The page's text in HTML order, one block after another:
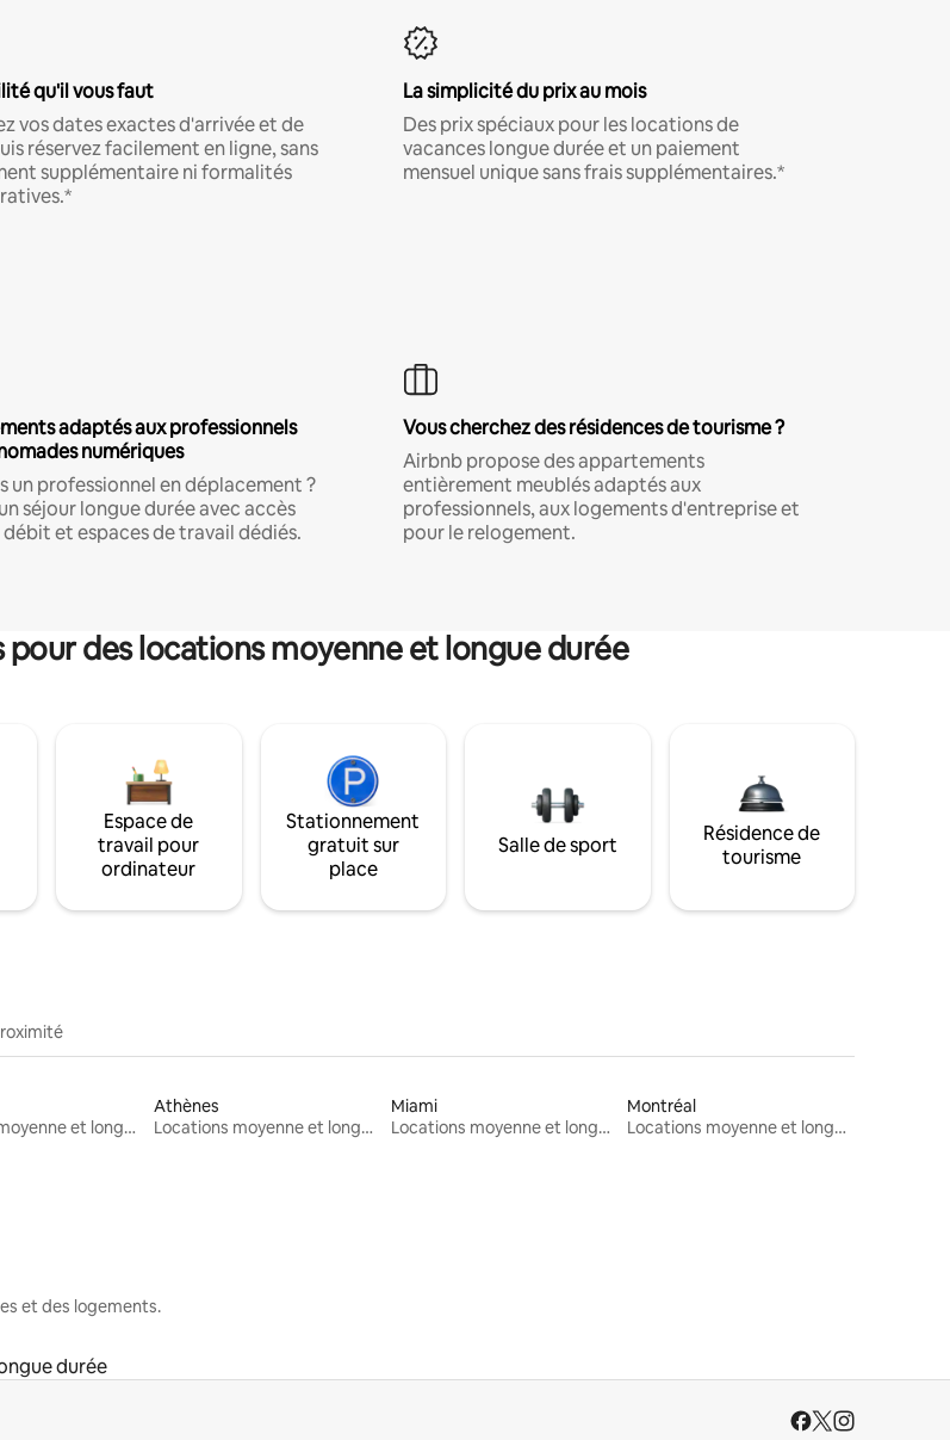
qu'il vous faut
vos dates exactes d'arrivée et de
réservez facilement en ligne, sans
supplémentaire ni formalités
La simplicité du prix au mois
Des prix spéciaux pour les locations de
vacances longue durée et un paiement
mensuel unique sans frais supplémentaires.*
adaptés aux professionnels
numériques
un professionnel en déplacement ?
séjour longue durée avec accès
et espaces de travail dédiés.
Vous cherchez des résidences de tourisme ?
Airbnb propose des appartements
entièrement meublés adaptés aux
professionnels, aux logements d'entreprise et
pour le relogement.
des locations moyenne et longue durée
Espace de
travail pour
ordinateur
Stationnement
gratuit sur
place
Salle de sport
Résidence de
tourisme
Locations moyenne et longue durée
Athènes
Locations moyenne et longue durée
Miami
Locations moyenne et longue durée
Montréal
Locations moyenne et longue durée
et des logements.
durée